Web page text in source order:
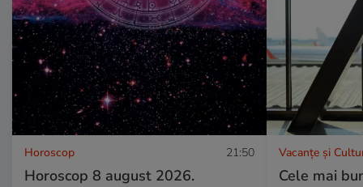
Horoscop 21:50
Horoscop 8 august 2026.
Vacanțe și
Cele mai